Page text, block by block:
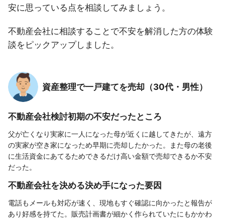
安に思っている点を相談してみましょう。
不動産会社に相談することで不安を解消した方の体験
談をピックアップしました。
資産整理で一戸建てを売却（30代・男性）
不動産会社検討初期の不安だったところ
父が亡くなり実家に一人になった母が近くに越してきたが、遠方
の実家が空き家になっため早期に売却したかった。また母の老後
に生活資金にあてるためできるだけ高い金額で売却できるか不安
だった。
不動産会社を決める決め手になった要因
電話もメールも対応が速く、現地もすぐ確認に向かったと報告が
あり好感を持てた。販売計画書が細かく作られていたにもかかわ